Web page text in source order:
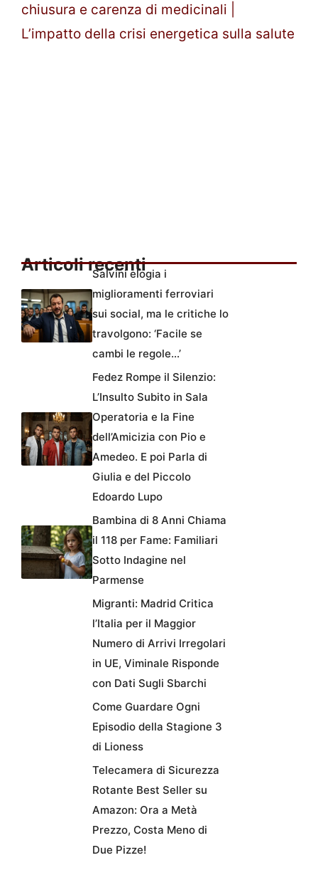
chiusura e carenza di medicinali |
L’impatto della crisi energetica sulla salute
Articoli recenti
Salvini elogia i
miglioramenti ferroviari
sui social, ma le critiche lo
travolgono: ‘Facile se
cambi le regole…’
Fedez Rompe il Silenzio:
L’Insulto Subito in Sala
Operatoria e la Fine
dell’Amicizia con Pio e
Amedeo. E poi Parla di
Giulia e del Piccolo
Edoardo Lupo
Bambina di 8 Anni Chiama
il 118 per Fame: Familiari
Sotto Indagine nel
Parmense
Migranti: Madrid Critica
l’Italia per il Maggior
Numero di Arrivi Irregolari
in UE, Viminale Risponde
con Dati Sugli Sbarchi
Come Guardare Ogni
Episodio della Stagione 3
di Lioness
Telecamera di Sicurezza
Rotante Best Seller su
Amazon: Ora a Metà
Prezzo, Costa Meno di
Due Pizze!